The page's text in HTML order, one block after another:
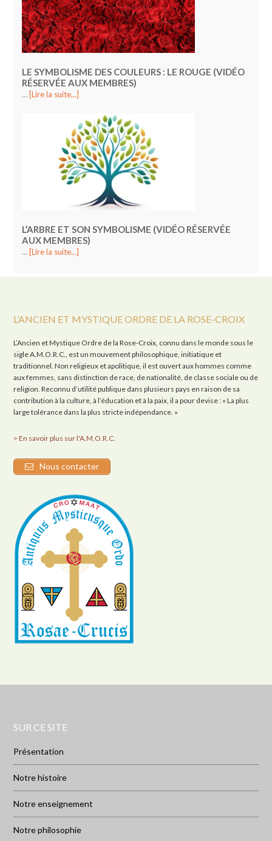
LE SYMBOLISME DES COULEURS : LE ROUGE (VIDÉO
RÉSERVÉE AUX MEMBRES)
… [Lire la suite...]
L’ARBRE ET SON SYMBOLISME (VIDÉO RÉSERVÉE
AUX MEMBRES)
… [Lire la suite...]
L’ANCIEN ET MYSTIQUE ORDRE DE LA ROSE-CROIX
L’Ancien et Mystique Ordre de la Rose-Croix, connu dans le monde sous le
sigle A.M.O.R.C., est un mouvement philosophique, initiatique et
traditionnel. Non religieux et apolitique, il est ouvert aux hommes comme
aux femmes, sans distinction de race, de nationalité, de classe sociale ou de
religion. Reconnu d’utilité publique dans plusieurs pays en raison de sa
contribution à la culture, à l’éducation et à la paix, il a pour devise : « La plus
large tolérance dans la plus stricte indépendance. »
> En savoir plus sur l'A.M.O.R.C.
Nous contacter
SUR CE SITE
Présentation
Notre histoire
Notre enseignement
Notre philosophie